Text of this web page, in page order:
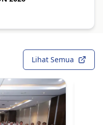
Lihat Semua